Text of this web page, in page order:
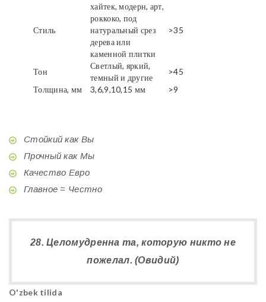
Стиль
хайтек, модерн, арт,
роккоко, под
натуральный срез
дерева или
каменной плитки
>35
Тон
Светлый, яркий,
темный и другие
>45
Толщина, мм
3,6,9,10,15 мм >9
Стойкий как Вы
Прочный как Мы
Качество Евро
Главное = Честно
28. Целомудренна та, которую никто не
пожелал. (Овидий)
O'zbek tilida